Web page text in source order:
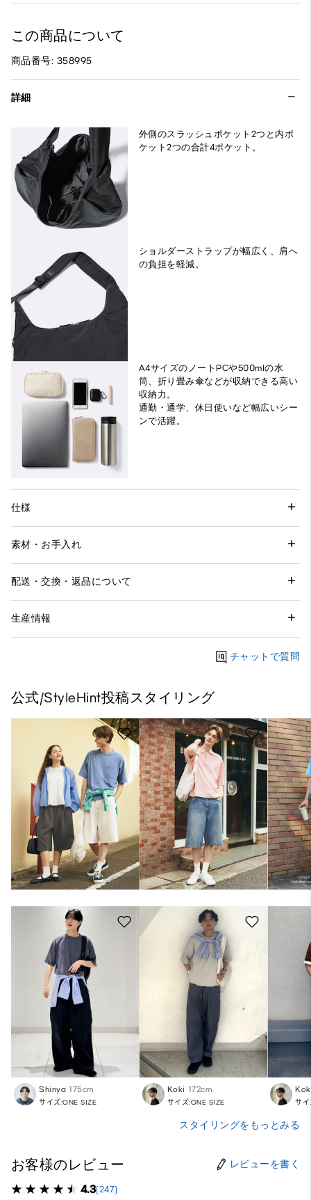
この商品について
商品番号: 358995
詳細
外側のスラッシュポケット2つと内ポ
ケット2つの合計4ポケット。
ショルダーストラップが幅広く、肩へ
の負担を軽減。
A4サイズのノートPCや500mlの水
筒、折り畳み傘などが収納できる高い
収納力。
通勤・通学、休日使いなど幅広いシー
ンで活躍。
仕様
素材・お手入れ
配送・交換・返品について
生産情報
チャットで質問
公式/StyleHint投稿スタイリング
Shinya 175cm
サイズ:ONE SIZE
Koki 172cm
サイズ:ONE SIZE サ
スタイリングをもっとみる
お客様のレビュー レビューを書く
4.3(247)